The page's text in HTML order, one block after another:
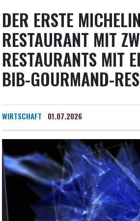
DER ERSTE
RESTAURANT MIT
RESTAURANTS MIT
BIB-GOURMAND-
WIRTSCHAFT 01.07.2026